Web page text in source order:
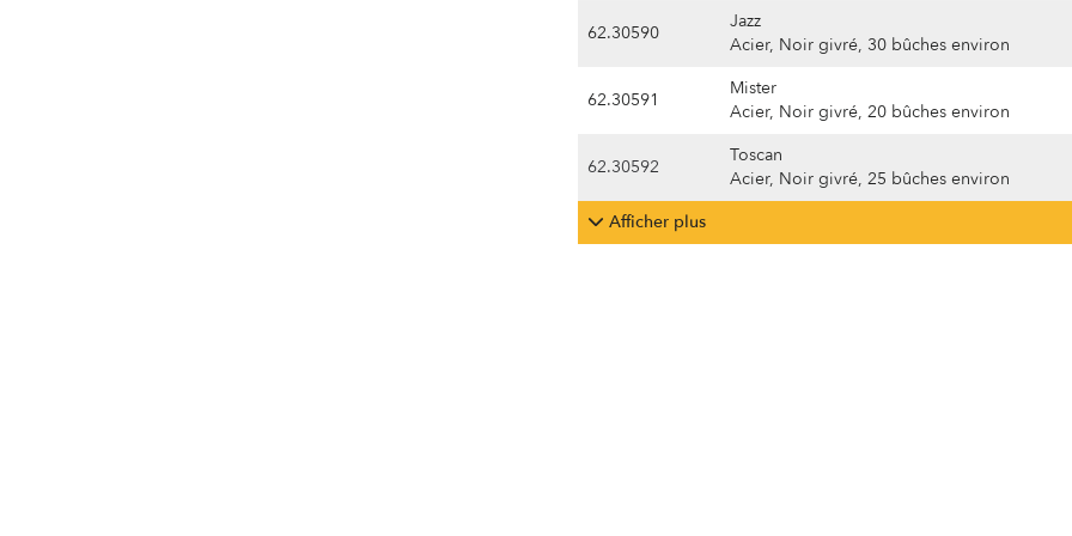
62.30590
Jazz
Acier, Noir givré, 30 bûches environ
62.30591
Mister
Acier, Noir givré, 20 bûches environ
62.30592
Toscan
Acier, Noir givré, 25 bûches environ
Afficher plus